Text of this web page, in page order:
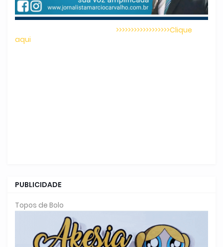
>>>>>>>>>>>>>>>>>>Clique
aqui
PUBLICIDADE
Topos de Bolo